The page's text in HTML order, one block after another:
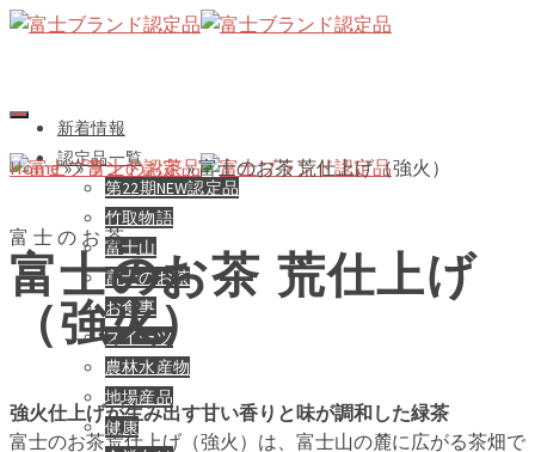
新着情報
認定品一覧
第22期NEW認定品
竹取物語
富士山
富士のお茶
お食事
スイーツ
農林水産物
地場産品
健康
Home»»富士のお茶»富士のお茶 荒仕上げ（強火）
富士のお茶
富士のお茶 荒仕上げ
（強火）
強火仕上げが生み出す甘い香りと味が調和した緑茶
富士のお茶荒仕上げ（強火）は、富士山の麓に広がる茶畑で